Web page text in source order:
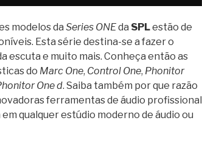
modelos daSeries ONEda SPLestão de
Esta série destina-se a fazer o
escuta e muito mais. Conheça então as
do Marc One, Control One, Phonitor
One d. Saiba também por que razão
ferramentas de áudio profissional
qualquer estúdio moderno de áudio ou